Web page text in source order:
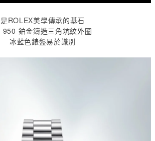
是ROLEX美學傳承的基石
950 鉑金鑄造三角坑紋外圈
冰藍色錶盤易於識別